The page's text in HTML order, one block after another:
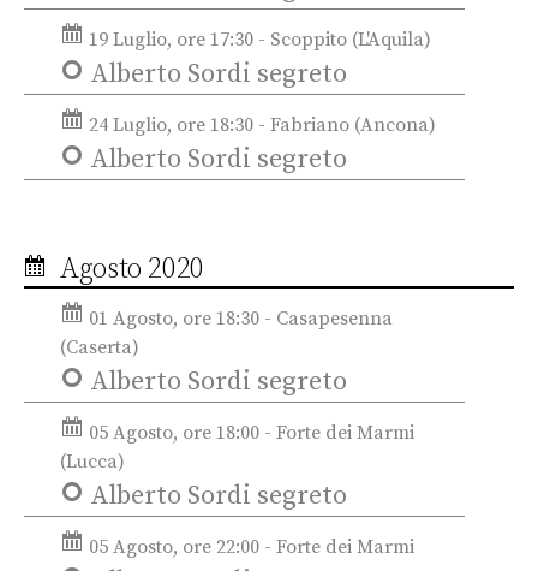
19 Luglio, ore 17:30 - Scoppito (L'Aquila)
Alberto Sordi segreto
24 Luglio, ore 18:30 - Fabriano (Ancona)
Alberto Sordi segreto
Agosto 2020
01 Agosto, ore 18:30 - Casapesenna
(Caserta)
Alberto Sordi segreto
05 Agosto, ore 18:00 - Forte dei Marmi
(Lucca)
Alberto Sordi segreto
05 Agosto, ore 22:00 - Forte dei Marmi